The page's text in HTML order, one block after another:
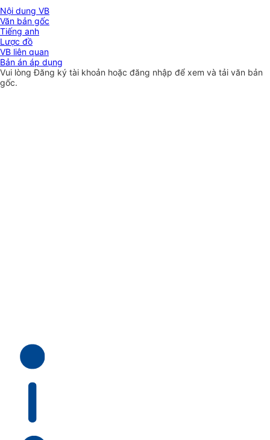
Nội dung VB
Văn bản gốc
Tiếng anh
Lược đồ
VB liên quan
Bản án áp dụng
Vui lòngĐăng ký tài khoản hoặc đăng nhập để xem và tải văn bản
gốc.